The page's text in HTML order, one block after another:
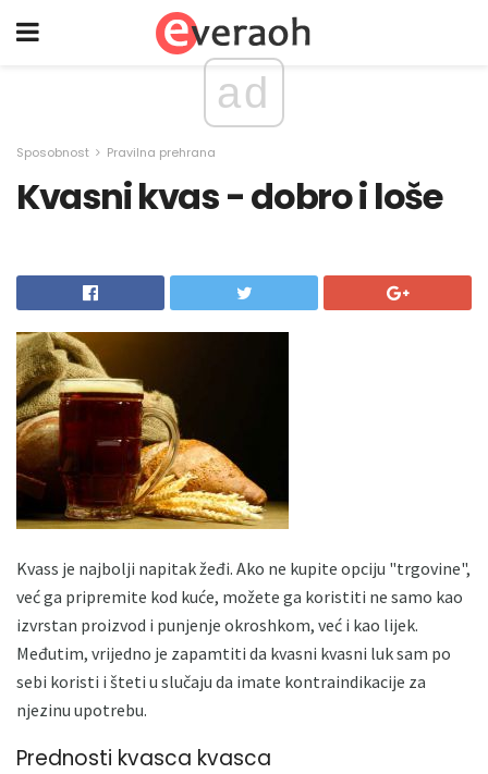
ad
Sposobnost Pravilna prehrana
Kvasni kvas - dobro i loše
Kvass je najbolji napitak žeđi. Ako ne kupite opciju "trgovine",
već ga pripremite kod kuće, možete ga koristiti ne samo kao
izvrstan proizvod i punjenje okroshkom, već i kao lijek.
Međutim, vrijedno je zapamtiti da kvasni kvasni luk sam po
sebi koristi i šteti u slučaju da imate kontraindikacije za
njezinu upotrebu.
Prednosti kvasca kvasca